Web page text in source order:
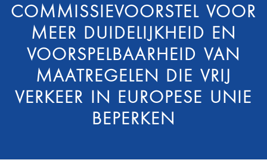
COMMISSIEVOORSTEL VOOR
MEER DUIDELIJKHEID EN
VOORSPELBAARHEID VAN
MAATREGELEN DIE VRIJ
VERKEER IN EUROPESE UNIE
BEPERKEN